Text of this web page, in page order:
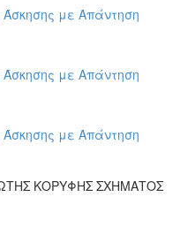
με Απάντηση
με Απάντηση
με Απάντηση
ΚΟΡΥΦΗΣ ΣΧΗΜΑΤΟΣ